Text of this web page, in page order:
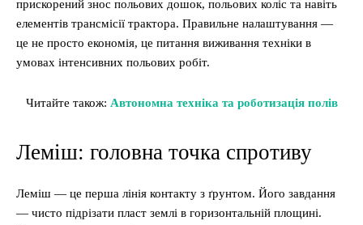
прискорений знос польових дошок, польових коліс та навіть
елементів трансмісії трактора. Правильне налаштування —
це не просто економія, це питання виживання техніки в
умовах інтенсивних польових робіт.
Читайте також: Автономна техніка та роботизація полів
Леміш: головна точка спротиву
Леміш — це перша лінія контакту з ґрунтом. Його завдання
— чисто підрізати пласт землі в горизонтальній площині.